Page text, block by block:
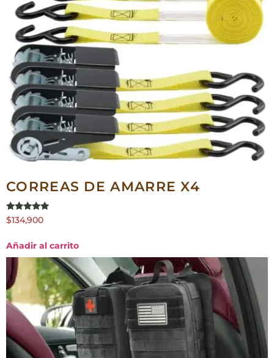
CORREAS DE AMARRE X4
Valorado en
5.00
$134,900
Añadir al carrito